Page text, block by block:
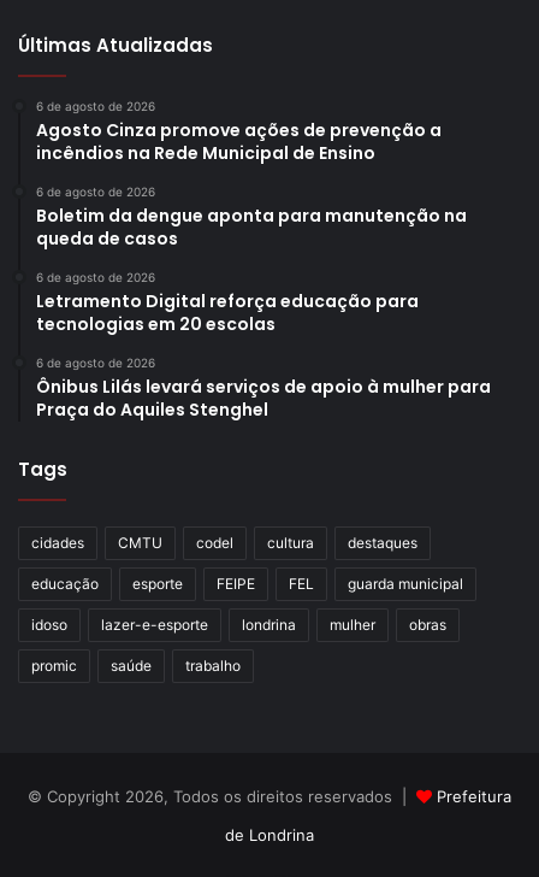
Últimas Atualizadas
6 de agosto de 2026
Agosto Cinza promove ações de prevenção a
incêndios na Rede Municipal de Ensino
6 de agosto de 2026
Boletim da dengue aponta para manutenção na
queda de casos
6 de agosto de 2026
Letramento Digital reforça educação para
tecnologias em 20 escolas
6 de agosto de 2026
Ônibus Lilás levará serviços de apoio à mulher para
Praça do Aquiles Stenghel
Tags
cidades CMTU codel cultura destaques
educação esporte FEIPE FEL guarda municipal
idoso lazer-e-esporte londrina mulher obras
promic saúde trabalho
© Copyright 2026, Todos os direitos reservados |
Prefeitura
de Londrina